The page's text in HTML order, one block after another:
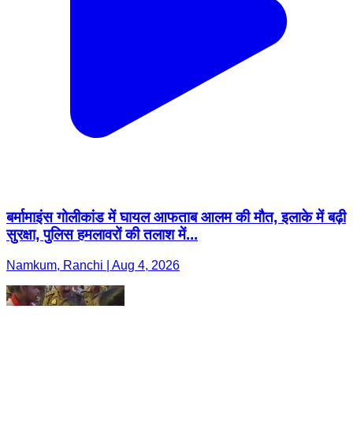
बर्मामाइंस गोलीकांड में घायल आफताब आलम की मौत, इलाके में बढ़ी
सुरक्षा, पुलिस हमलावरों की तलाश में...
Namkum, Ranchi | Aug 4, 2026